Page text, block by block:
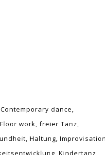
Contemporary dance
Floor work freier Tanz
Haltung
Kindertanz